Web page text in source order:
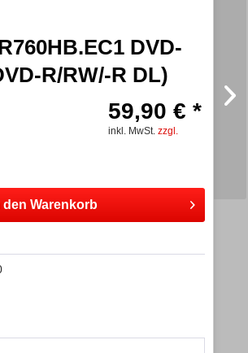
DVD-
R/RW/-R DL)
59,90 € *
inkl. MwSt.zzgl.
den Warenkorb